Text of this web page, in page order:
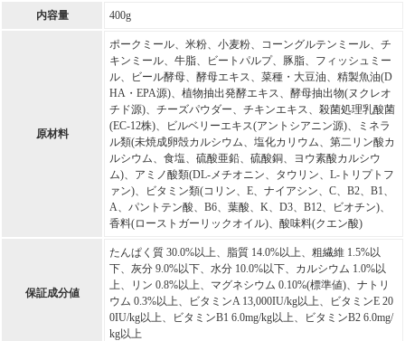
内容量
400g
原材料
ポークミール、米粉、小麦粉、コーングルテンミール、チ
キンミール、牛脂、ビートパルプ、豚脂、フィッシュミー
ル、ビール酵母、酵母エキス、菜種・大豆油、精製魚油(D
HA・EPA源)、植物抽出発酵エキス、酵母抽出物(ヌクレオ
チド源)、チーズパウダー、チキンエキス、殺菌処理乳酸菌
(EC-12株)、ビルベリーエキス(アントシアニン源)、ミネラ
ル類(未焼成卵殻カルシウム、塩化カリウム、第二リン酸カ
ルシウム、食塩、硫酸亜鉛、硫酸銅、ヨウ素酸カルシウ
ム)、アミノ酸類(DL-メチオニン、タウリン、L-トリプトフ
ァン)、ビタミン類(コリン、E、ナイアシン、C、B2、B1、
A、パントテン酸、B6、葉酸、K、D3、B12、ビオチン)、
香料(ローストガーリックオイル)、酸味料(クエン酸)
保証成分値
たんぱく質 30.0%以上、脂質 14.0%以上、粗繊維 1.5%以
下、灰分 9.0%以下、水分 10.0%以下、カルシウム 1.0%以
上、リン 0.8%以上、マグネシウム 0.10%(標準値)、ナトリ
ウム 0.3%以上、ビタミンA 13,000IU/kg以上、ビタミンE 20
0IU/kg以上、ビタミンB1 6.0mg/kg以上、ビタミンB2 6.0mg/
kg以上